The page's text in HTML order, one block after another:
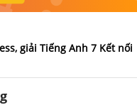
giải Tiếng Anh 7 Kết nối